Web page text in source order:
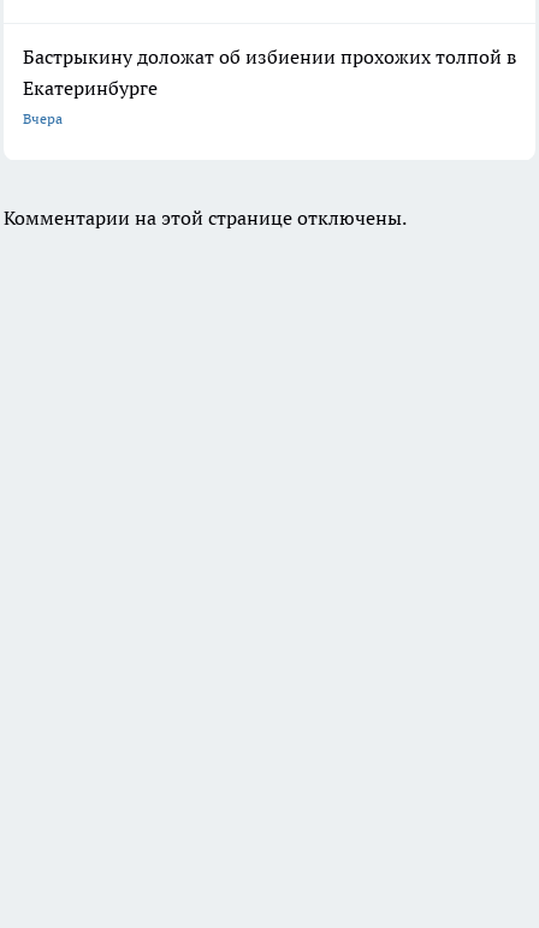
Бастрыкину доложат об избиении прохожих толпой в
Екатеринбурге
Вчера
Комментарии на этой странице отключены.